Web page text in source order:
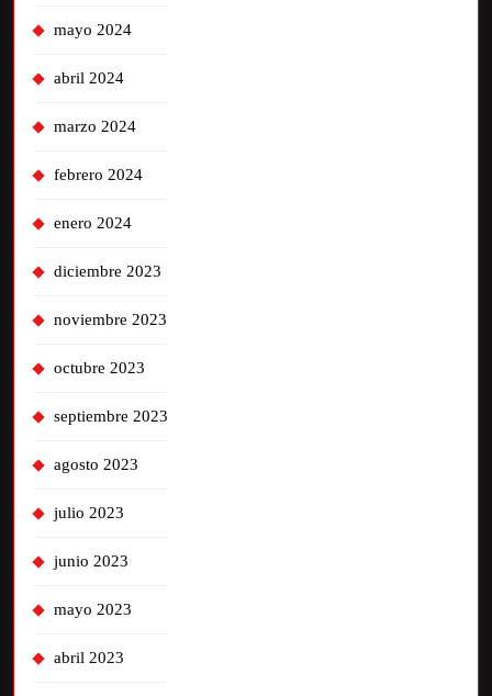
mayo 2024
abril 2024
marzo 2024
febrero 2024
enero 2024
diciembre 2023
noviembre 2023
octubre 2023
septiembre 2023
agosto 2023
julio 2023
junio 2023
mayo 2023
abril 2023